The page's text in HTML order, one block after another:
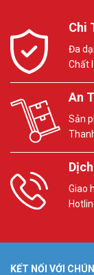
Chi
Đa
Chất
An
Sản
Giao
KẾT NỐI VỚI